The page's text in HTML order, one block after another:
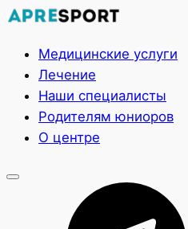
Медицинские услуги
Лечение
Наши специалисты
Родителям юниоров
О центре